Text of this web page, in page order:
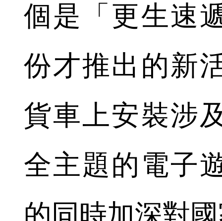
個是「更生速
份才推出的新
貨車上安裝涉
全主題的電子
的同時加深對